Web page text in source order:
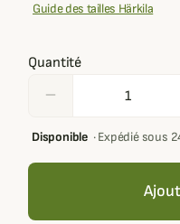
Guide des tailles Härkila
Quantité
remove
Disponible·Expédié sous